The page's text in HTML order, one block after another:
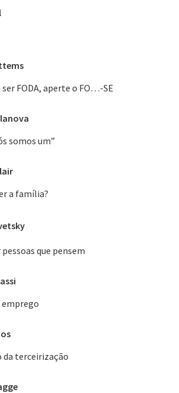
ser FODA, aperte o FO…-SE
somos um”
a família?
que pensem
emprego
da terceirização